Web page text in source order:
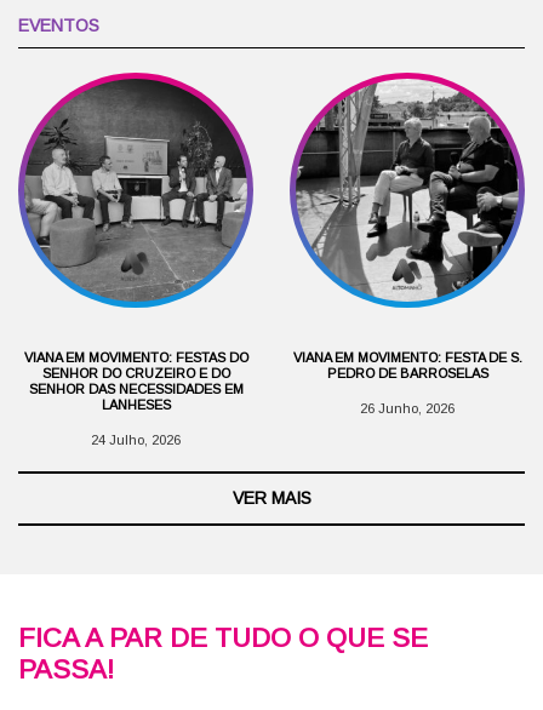
EVENTOS
VIANA EM MOVIMENTO: FESTAS DO
SENHOR DO CRUZEIRO E DO
SENHOR DAS NECESSIDADES EM
LANHESES
24 Julho, 2026
VIANA EM MOVIMENTO: FESTA DE S.
PEDRO DE BARROSELAS
26 Junho, 2026
VER MAIS
FICA A PAR DE TUDO O QUE SE
PASSA!